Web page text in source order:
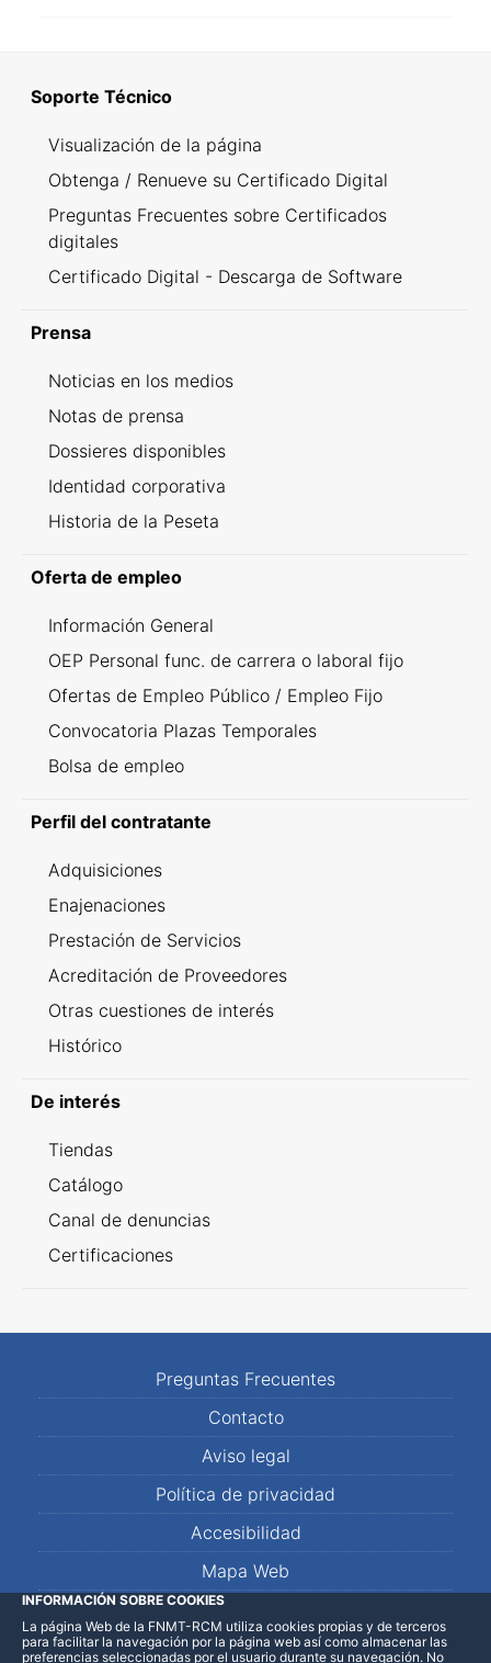
Soporte Técnico
Visualización de la página
Obtenga / Renueve su Certificado Digital
Preguntas Frecuentes sobre Certificados
digitales
Certificado Digital - Descarga de Software
Prensa
Noticias en los medios
Notas de prensa
Dossieres disponibles
Identidad corporativa
Historia de la Peseta
Oferta de empleo
Información General
OEP Personal func. de carrera o laboral fijo
Ofertas de Empleo Público / Empleo Fijo
Convocatoria Plazas Temporales
Bolsa de empleo
Perfil del contratante
Adquisiciones
Enajenaciones
Prestación de Servicios
Acreditación de Proveedores
Otras cuestiones de interés
Histórico
De interés
Tiendas
Catálogo
Canal de denuncias
Certificaciones
Preguntas Frecuentes
Contacto
Aviso legal
Política de privacidad
Accesibilidad
Mapa Web
LinkedInFacebookWhatsApp
INFORMACIÓN SOBRE COOKIES
La página Web de la FNMT-RCM utiliza cookies propias y de terceros
para facilitar la navegación por la página web así como almacenar las
preferencias seleccionadas por el usuario durante su navegación. No